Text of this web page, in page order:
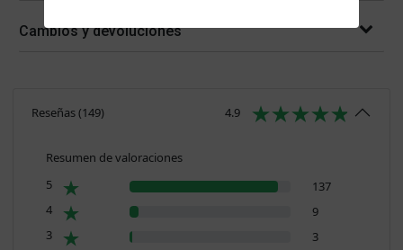
Cambios y devoluciones
Reseñas(149) 4.9
Resumen de valoraciones
5
137
4
9
3
3